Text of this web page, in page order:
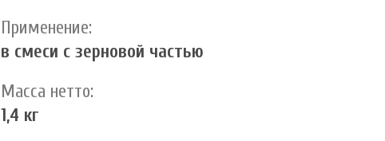
Применение:
в смеси с зерновой частью
Масса нетто:
1,4 кг